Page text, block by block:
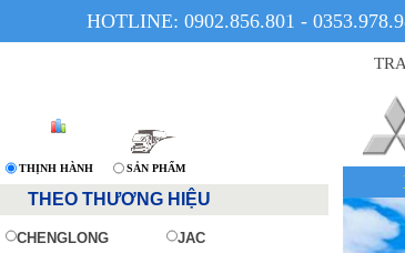
HOTLINE: 0902.856.801 -
XE CÓ SẴN -
THỊNH HÀNH SẢN PHẨM
THEO THƯƠNG HIỆU
CHENGLONG
JAC